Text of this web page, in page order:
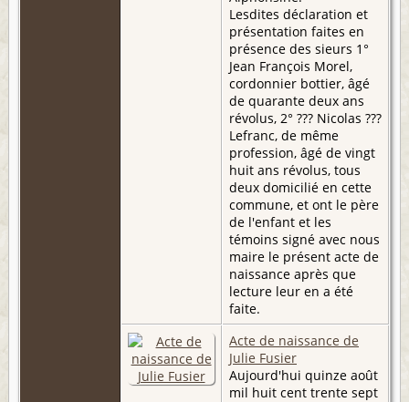
Lesdites déclaration et
présentation faites en
présence des sieurs 1°
Jean François Morel,
cordonnier bottier, âgé
de quarante deux ans
révolus, 2° ??? Nicolas ???
Lefranc, de même
profession, âgé de vingt
huit ans révolus, tous
deux domicilié en cette
commune, et ont le père
de l'enfant et les
témoins signé avec nous
maire le présent acte de
naissance après que
lecture leur en a été
faite.
Acte de naissance de
Julie Fusier
Aujourd'hui quinze août
mil huit cent trente sept